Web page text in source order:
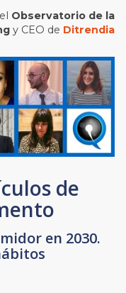
Observatorio de la
y CEO de Ditrendia
de
en 2030.